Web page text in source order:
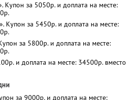
Купон за 5050р. и доплата на месте:
Купон за 5450р. и доплата на месте:
за 5800р. и доплата на месте:
и доплата на месте: 34500р. вместо
за 9000р. и доплата на месте: